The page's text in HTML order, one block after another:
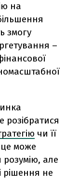
на
змогу
–
розібратися
чи її
може
але
рішення не